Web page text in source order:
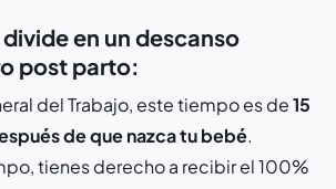
en un descanso
post parto:
del Trabajo, este tiempo es de15
de que nazca tu bebé.
tienes derecho a recibir el 100%